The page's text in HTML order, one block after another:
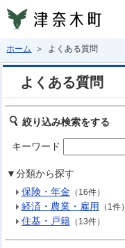
ホーム ＞ よくある質問
よくある質問
絞り込み検索をする
キーワード
▼分類から探す
保険・年金 （16件）
経済・農業・雇用 （1件）
住基・戸籍（13件）